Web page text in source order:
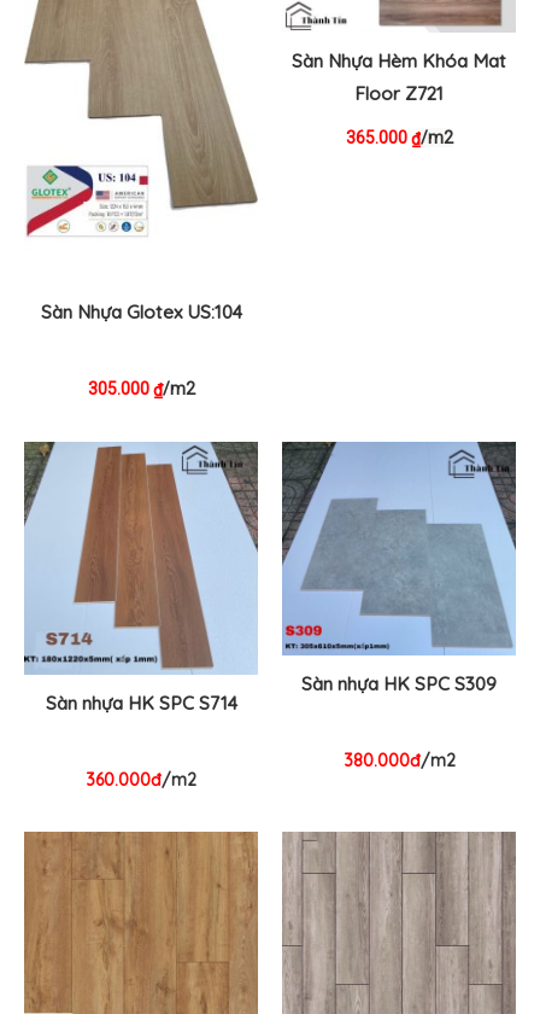
Sàn Nhựa Glotex US:104
305.000₫/m2
Sàn Nhựa Hèm Khóa Mat
Floor Z721
365.000₫/m2
Sàn nhựa HK SPC S714
360.000đ/m2
Sàn nhựa HK SPC S309
380.000đ/m2